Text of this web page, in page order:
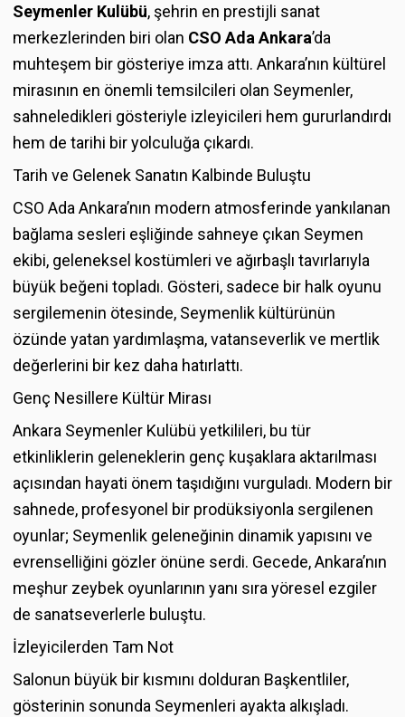
Seymenler Kulübü, şehrin en prestijli sanat
merkezlerinden biri olan CSO Ada Ankara’da
muhteşem bir gösteriye imza attı. Ankara’nın kültürel
mirasının en önemli temsilcileri olan Seymenler,
sahneledikleri gösteriyle izleyicileri hem gururlandırdı
hem de tarihi bir yolculuğa çıkardı.
Tarih ve Gelenek Sanatın Kalbinde Buluştu
CSO Ada Ankara’nın modern atmosferinde yankılanan
bağlama sesleri eşliğinde sahneye çıkan Seymen
ekibi, geleneksel kostümleri ve ağırbaşlı tavırlarıyla
büyük beğeni topladı. Gösteri, sadece bir halk oyunu
sergilemenin ötesinde, Seymenlik kültürünün
özünde yatan yardımlaşma, vatanseverlik ve mertlik
değerlerini bir kez daha hatırlattı.
Genç Nesillere Kültür Mirası
Ankara Seymenler Kulübü yetkilileri, bu tür
etkinliklerin geleneklerin genç kuşaklara aktarılması
açısından hayati önem taşıdığını vurguladı. Modern bir
sahnede, profesyonel bir prodüksiyonla sergilenen
oyunlar; Seymenlik geleneğinin dinamik yapısını ve
evrenselliğini gözler önüne serdi. Gecede, Ankara’nın
meşhur zeybek oyunlarının yanı sıra yöresel ezgiler
de sanatseverlerle buluştu.
İzleyicilerden Tam Not
Salonun büyük bir kısmını dolduran Başkentliler,
gösterinin sonunda Seymenleri ayakta alkışladı.